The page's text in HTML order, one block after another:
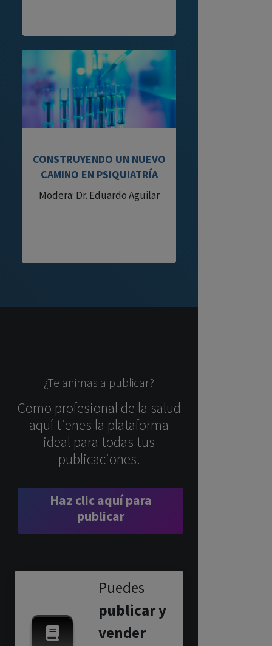
CONSTRUYENDO UN NUEVO
CAMINO EN PSIQUIATRÍA
Modera: Dr. Eduardo Aguilar
¿Te animas a publicar?
Como profesional de la salud
aquí tienes la plataforma
ideal para todas tus
publicaciones.
Haz clic aquí para
publicar
Puedes
publicar y
vender